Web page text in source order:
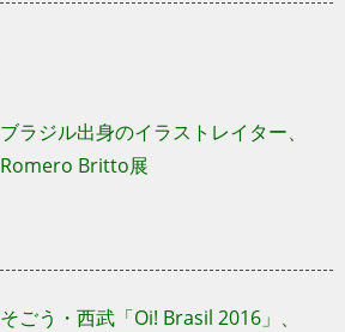
ブラジル出身のイラストレイター、
Romero Britto展
そごう・西武「Oi! Brasil 2016」、